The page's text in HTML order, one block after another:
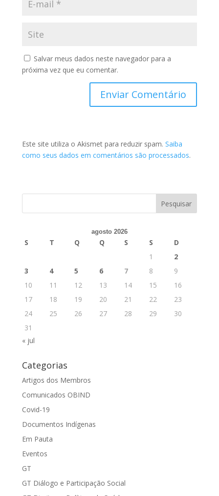
Salvar meus dados neste navegador para a
próxima vez que eu comentar.
Este site utiliza o Akismet para reduzir spam. Saiba
como seus dados em comentários são processados.
agosto 2026
S T Q Q S S
D
1
2
3
4 5 6 7 8
9
10
11 12 13 14 15
16
17
18 19 20 21 22
23
24
25 26 27 28 29
30
31
« jul
Categorias
Artigos dos Membros
Comunicados OBIND
Covid-19
Documentos Indígenas
Em Pauta
Eventos
GT
GT Diálogo e Participação Social